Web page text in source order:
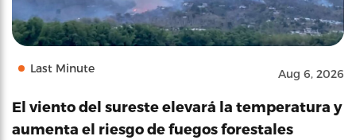
Last Minute Aug 6, 2026
El viento del sureste elevará la temperatura y
aumenta el riesgo de fuegos forestales